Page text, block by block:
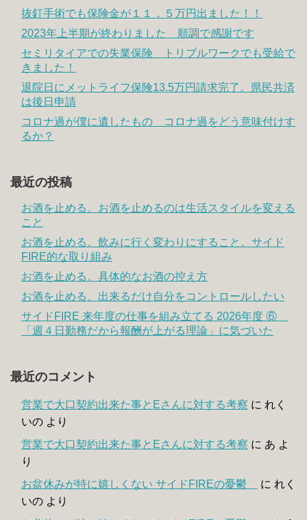
抜釘手術でも保険金が１１．５万円出ました！！
2023年上半期が終わりました 順調で感謝です
セミリタイアでの失業保険 トリプルワークでも受給で
きました！
退院日にメットライフ保険13.5万円請求完了。県民共済
は後日申請
コロナ過が僕に遺したもの コロナ過をどう意味付けす
るか？
最近の投稿
お酒を止める。お酒を止めるのは生活スタイルを変える
こと
お酒を止める。飲みに行く変わりにすること。サイド
FIRE的な取り組み
お酒を止める。具体的なお酒の控え方
お酒を止める。出来るだけ自分をコントロールしたい
サイドFIRE 来年度の仕事を組み立てる 2026年度 ⑥
「週４日勤務だから報酬が上がる理論」に気づいた
最近のコメント
営業で大口契約出来た事とEさんに対する考察 に れく
いの より
営業で大口契約出来た事とEさんに対する考察 に あ よ
り
お盆休みが特に嬉しくない サイドFIREの憂鬱
に れく
いの より